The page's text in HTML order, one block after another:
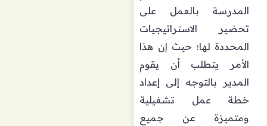
المدرسة بالعمل على
تحضير الاستراتيجيات
المحددة لها؛ حيث إن هذا
الأمر يتطلب أن يقوم
المدير بالتوجه إلى إعداد
خطة عمل تشغيلية
ومتميزة عن جميع